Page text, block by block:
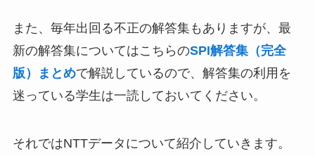
また、毎年出回る不正の解答集もありますが、最
新の解答集についてはこちらのSPI解答集（完全
版）まとめで解説しているので、解答集の利用を
迷っている学生は一読しておいてください。
それではNTTデータについて紹介していきます。